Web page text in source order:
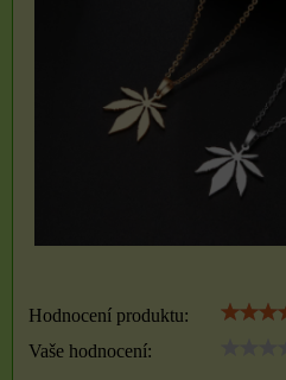
Hodnocení produktu:
Vaše hodnocení: